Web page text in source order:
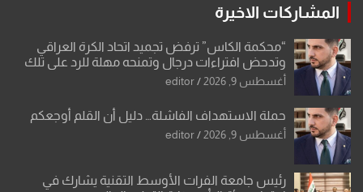
المشاركات الاخيرة
“محكمة الكاس” ترفض تجميد اتحاد الكرة العراقي
وتدحض افتراءات درجال وتمنحه مهلة للرد على تلك
الشكوى
أغسطس 9, 2026 editor
حملة الاستهداف الفاشلة… دليل أن القلم أوجعكم
أغسطس 9, 2026 editor
رئيس جامعة الفرات الأوسط التقنية يشارك في